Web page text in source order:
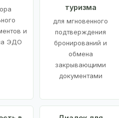
и
ЭДО
туризма
для мгновенного
подтверждения
бронирований и
обмена
закрывающими
документами